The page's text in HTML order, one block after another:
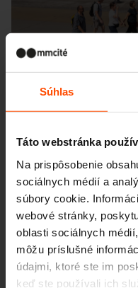
Súhlas
Táto webstránka
Na prispôsobenie
sociálnych médií a
súbory cookie.
webové stránky,
oblasti sociálnych
môžu príslušné
údajmi, ktoré ste im
keď ste používali ich
Seattle –